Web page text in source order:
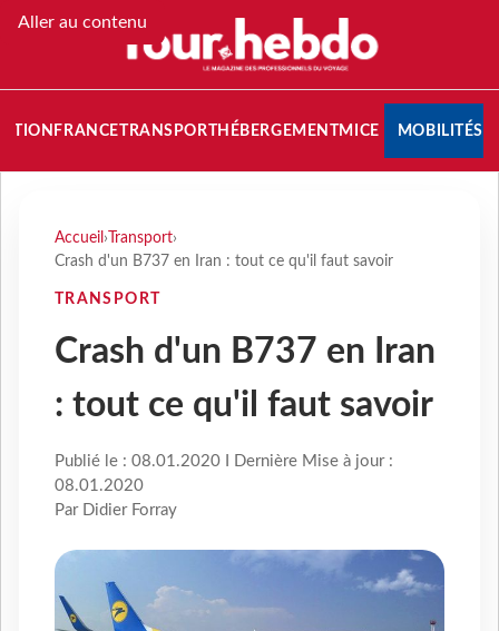
Aller au contenu
FRANCETRANSPORT HÉBERGEMENTMICE MOBILITÉS
Accueil › Transport›
Crash d'un B737 en Iran : tout ce qu'il faut savoir
TRANSPORT
Crash d'un B737 en Iran
: tout ce qu'il faut savoir
Publié le : 08.01.2020 I Dernière Mise à jour :
08.01.2020
Par Didier Forray